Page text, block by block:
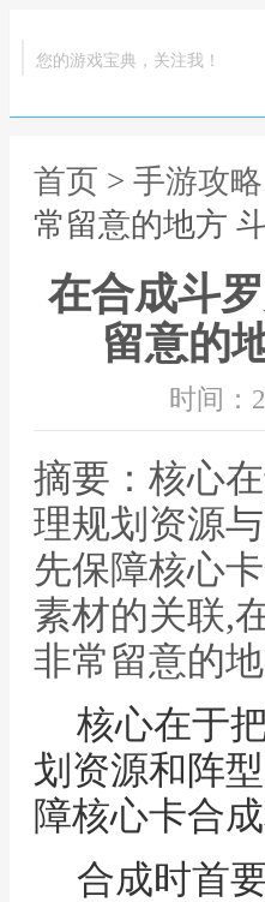
您的游戏宝典，关注我！
首页 > 手游攻略
常留意的地方
在合成斗
留意的
时间：
摘要：核心
理规划资源
先保障核心
素材的关联,
非常留意的
核心在于
划资源和阵
障核心卡合
合成时首